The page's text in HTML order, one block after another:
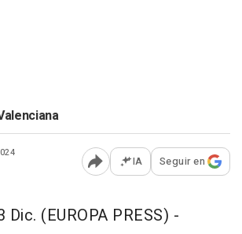
Abrir opciones para
IA Seguir en
Dic. (EUROPA PRESS) -